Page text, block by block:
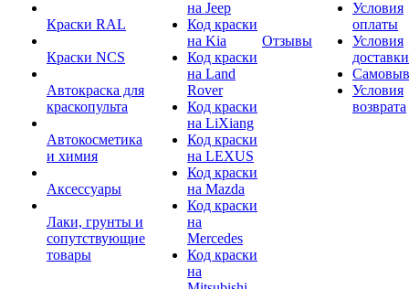
Краски RAL
Краски NCS
Автокраска для
краскопульта
Автокосметика
и химия
Аксессуары
Лаки, грунты и
сопутствующие
товары
на Jeep
Код краски
на Kia
Код краски
на Land
Rover
Код краски
на LiXiang
Код краски
на LEXUS
Код краски
на Mazda
Код краски
на
Mercedes
Код краски
на
Отзывы
Условия
оплаты
Условия
доставки
Условия
возврата